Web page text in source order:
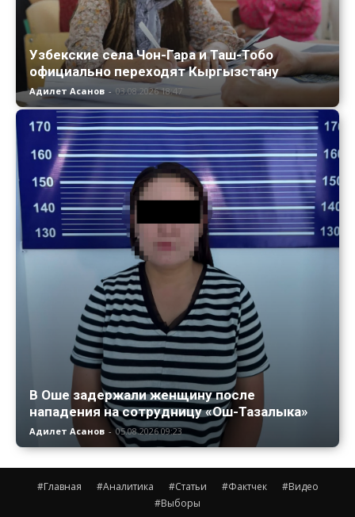
Узбекские села Чон-Гара и Таш-Тобо
официально переходят Кыргызстану
Адилет Асанов - 03.08.2026 18:47
В Оше задержали женщину после
нападения на сотрудницу «Ош-Тазалыка»
Адилет Асанов - 05.08.2026 09:23
#Главная #Аналитика #Статьи #Фактчек
#Видео
#Выборы